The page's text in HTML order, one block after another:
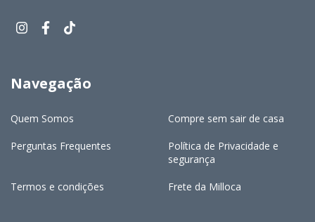
Navegação
Quem Somos Compre sem sair de casa
Perguntas Frequentes
Política de Privacidade e
segurança
Termos e condições Frete da Milloca